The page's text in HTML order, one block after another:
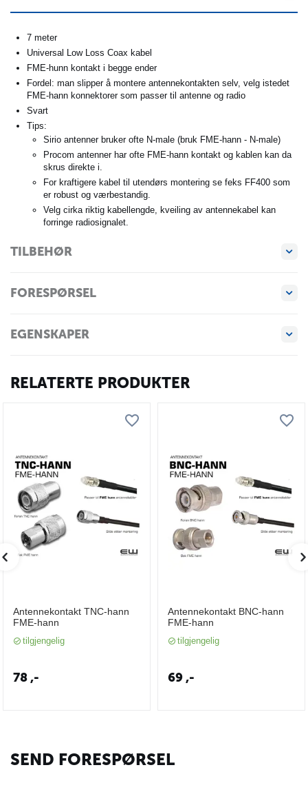
7 meter
Universal Low Loss Coax kabel
FME-hunn kontakt i begge ender
Fordel: man slipper å montere antennekontakten selv, velg istedet
FME-hann konnektorer som passer til antenne og radio
Svart
Tips:
Sirio antenner bruker ofte N-male (bruk FME-hann - N-male)
Procom antenner har ofte FME-hann kontakt og kablen kan da
skrus direkte i.
For kraftigere kabel til utendørs montering se feks FF400 som
er robust og værbestandig.
Velg cirka riktig kabellengde, kveiling av antennekabel kan
forringe radiosignalet.
TILBEHØR
FORESPØRSEL
EGENSKAPER
RELATERTE PRODUKTER
Antennekontakt TNC-hann
FME-hann
tilgjengelig
78,-
Antennekontakt BNC-hann
FME-hann
tilgjengelig
69,-
SEND FORESPØRSEL